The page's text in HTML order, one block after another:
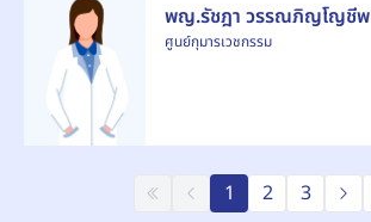
พญ.รัชฎา วรรณภิญโญชีพ
ศูนย์กุมารเวชกรรม
1 2 3